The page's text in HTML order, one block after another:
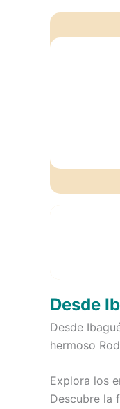
Desde
Desde
hermoso
Explora los
Descubre la